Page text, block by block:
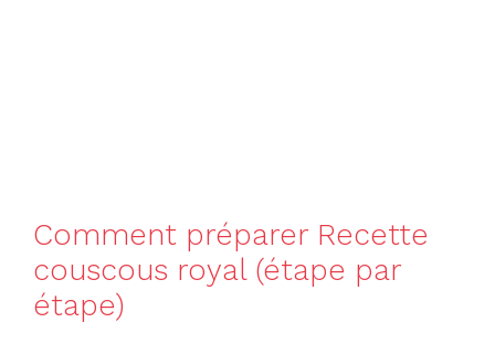
Comment préparer Recette
couscous royal (étape par
étape)